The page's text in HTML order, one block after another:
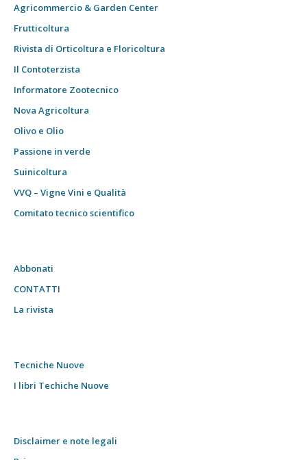
Agricommercio & Garden Center
Frutticoltura
Rivista di Orticoltura e Floricoltura
Il Contoterzista
Informatore Zootecnico
Nova Agricoltura
Olivo e Olio
Passione in verde
Suinicoltura
VVQ – Vigne Vini e Qualità
Comitato tecnico scientifico
Abbonati
CONTATTI
La rivista
Tecniche Nuove
I libri Techiche Nuove
Disclaimer e note legali